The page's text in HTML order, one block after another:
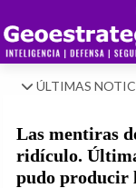
ÚLTIMAS
Las mentiras
ridículo.
pudo producir